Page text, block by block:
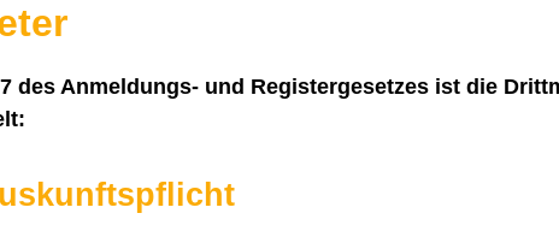
des Anmeldungs- und Registergesetzes ist die